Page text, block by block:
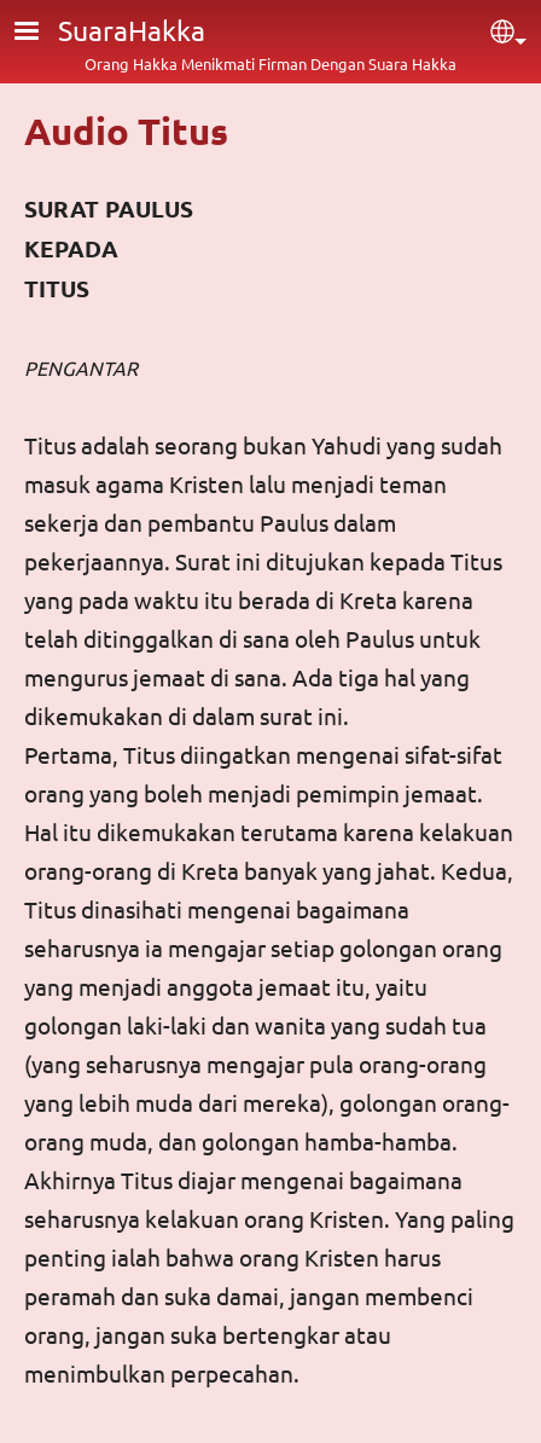
Lompat ke isi utama
SuaraHakka
Orang Hakka Menikmati Firman Dengan Suara Hakka
Audio Titus
SURAT PAULUS
KEPADA
TITUS
PENGANTAR
Titus adalah seorang bukan Yahudi yang sudah
masuk agama Kristen lalu menjadi teman
sekerja dan pembantu Paulus dalam
pekerjaannya. Surat ini ditujukan kepada Titus
yang pada waktu itu berada di Kreta karena
telah ditinggalkan di sana oleh Paulus untuk
mengurus jemaat di sana. Ada tiga hal yang
dikemukakan di dalam surat ini.
Pertama, Titus diingatkan mengenai sifat-sifat
orang yang boleh menjadi pemimpin jemaat.
Hal itu dikemukakan terutama karena kelakuan
orang-orang di Kreta banyak yang jahat. Kedua,
Titus dinasihati mengenai bagaimana
seharusnya ia mengajar setiap golongan orang
yang menjadi anggota jemaat itu, yaitu
golongan laki-laki dan wanita yang sudah tua
(yang seharusnya mengajar pula orang-orang
yang lebih muda dari mereka), golongan orang-
orang muda, dan golongan hamba-hamba.
Akhirnya Titus diajar mengenai bagaimana
seharusnya kelakuan orang Kristen. Yang paling
penting ialah bahwa orang Kristen harus
peramah dan suka damai, jangan membenci
orang, jangan suka bertengkar atau
menimbulkan perpecahan.